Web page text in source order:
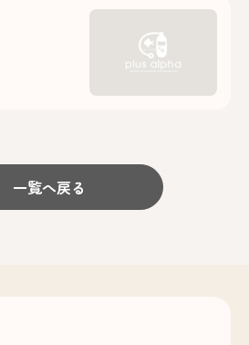
一覧へ戻る